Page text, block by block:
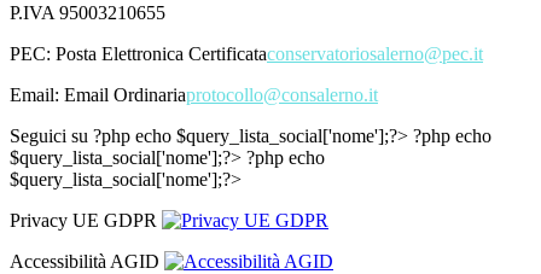
P.IVA 95003210655
PEC: Posta Elettronica Certificataconservatoriosalerno@pec.it
Email: Email Ordinariaprotocollo@consalerno.it
Seguici su ?php echo $query_lista_social['nome'];?> ?php echo
$query_lista_social['nome'];?> ?php echo
$query_lista_social['nome'];?>
Privacy UE GDPR
Accessibilità AGID